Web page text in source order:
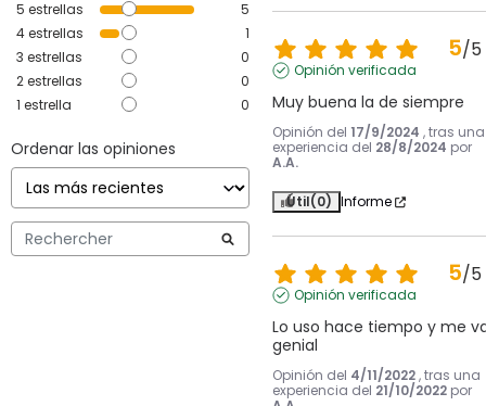
5 estrellas
5
4estrellas
1
3 estrellas
0
2estrellas
0
1 estrella 0
Ordenar las opiniones
5/5
Opinión verificada
Muy buena la de siempre
Opinión del 17/9/2024 , tras una
experiencia del 28/8/2024 por
A.A.
Útil(0) Informe
5/5
Opinión verificada
Lo uso hace tiempo y me
genial
Opinión del 4/11/2022 , tras una
experiencia del 21/10/2022 por